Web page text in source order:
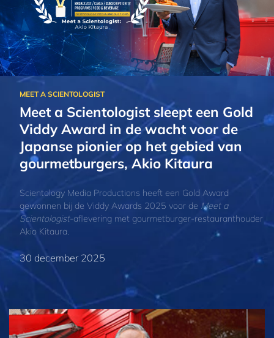
Meet a Scientologist sleept een Gold
Viddy Award in de wacht voor de
Japanse pionier op het gebied van
gourmetburgers, Akio Kitaura
Scientology Media Productions heeft een Gold Award
gewonnen bij de Viddy Awards 2025 voor de Meet a
Scientologist-aflevering met gourmetburger-restauranthouder
Akio Kitaura.
30 december 2025